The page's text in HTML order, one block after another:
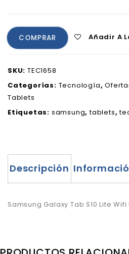
COMPRAR Añadir A
SKU: TEC1658
Categorías: Tecnología,
Tablets
Etiquetas: samsung,tablets,
Descripción
Samsung Galaxy Tab S10 Lite